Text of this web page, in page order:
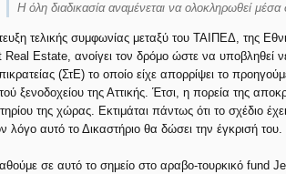
Η όλη διαδικασία αναμένεται να ολοκληρωθεί
τελικής συμφωνίας μεταξύ του ΤΑΙΠΕΔ, της
Real Estate, ανοίγει τον δρόμο ώστε να υποβληθεί
(ΣτΕ) το οποίο είχε απορρίψει το
ξενοδοχείου της Αττικής. Έτσι, η πορεία της
της χώρας. Εκτιμάται πάντως ότι το σχέδιο
λόγο αυτό το Δικαστήριο θα δώσει την έγκρισή του.
σε αυτό το σημείο στο αραβο-τουρκικό